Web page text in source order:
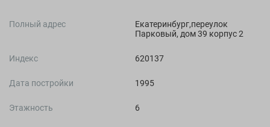
Полный адрес
Екатеринбург,переулок
Парковый, дом 39 корпус 2
Индекс 620137
Дата постройки 1995
Этажность 6